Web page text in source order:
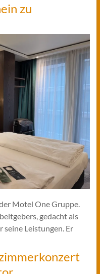
zu
Motel One Gruppe.
gedacht als
Leistungen. Er